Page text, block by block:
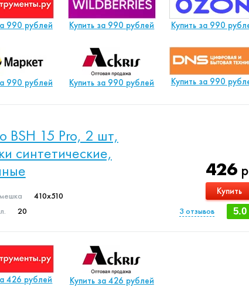
990 рублей Купить за 990 рублей Купить за 990
990 рублей Купить за 990 рублей Купить за 990
BSH 15 Pro, 2 шт,
синтетические,
410x510
20
426
Купить
5.0
3 отзывов
426 рублей Купить за 426 рублей